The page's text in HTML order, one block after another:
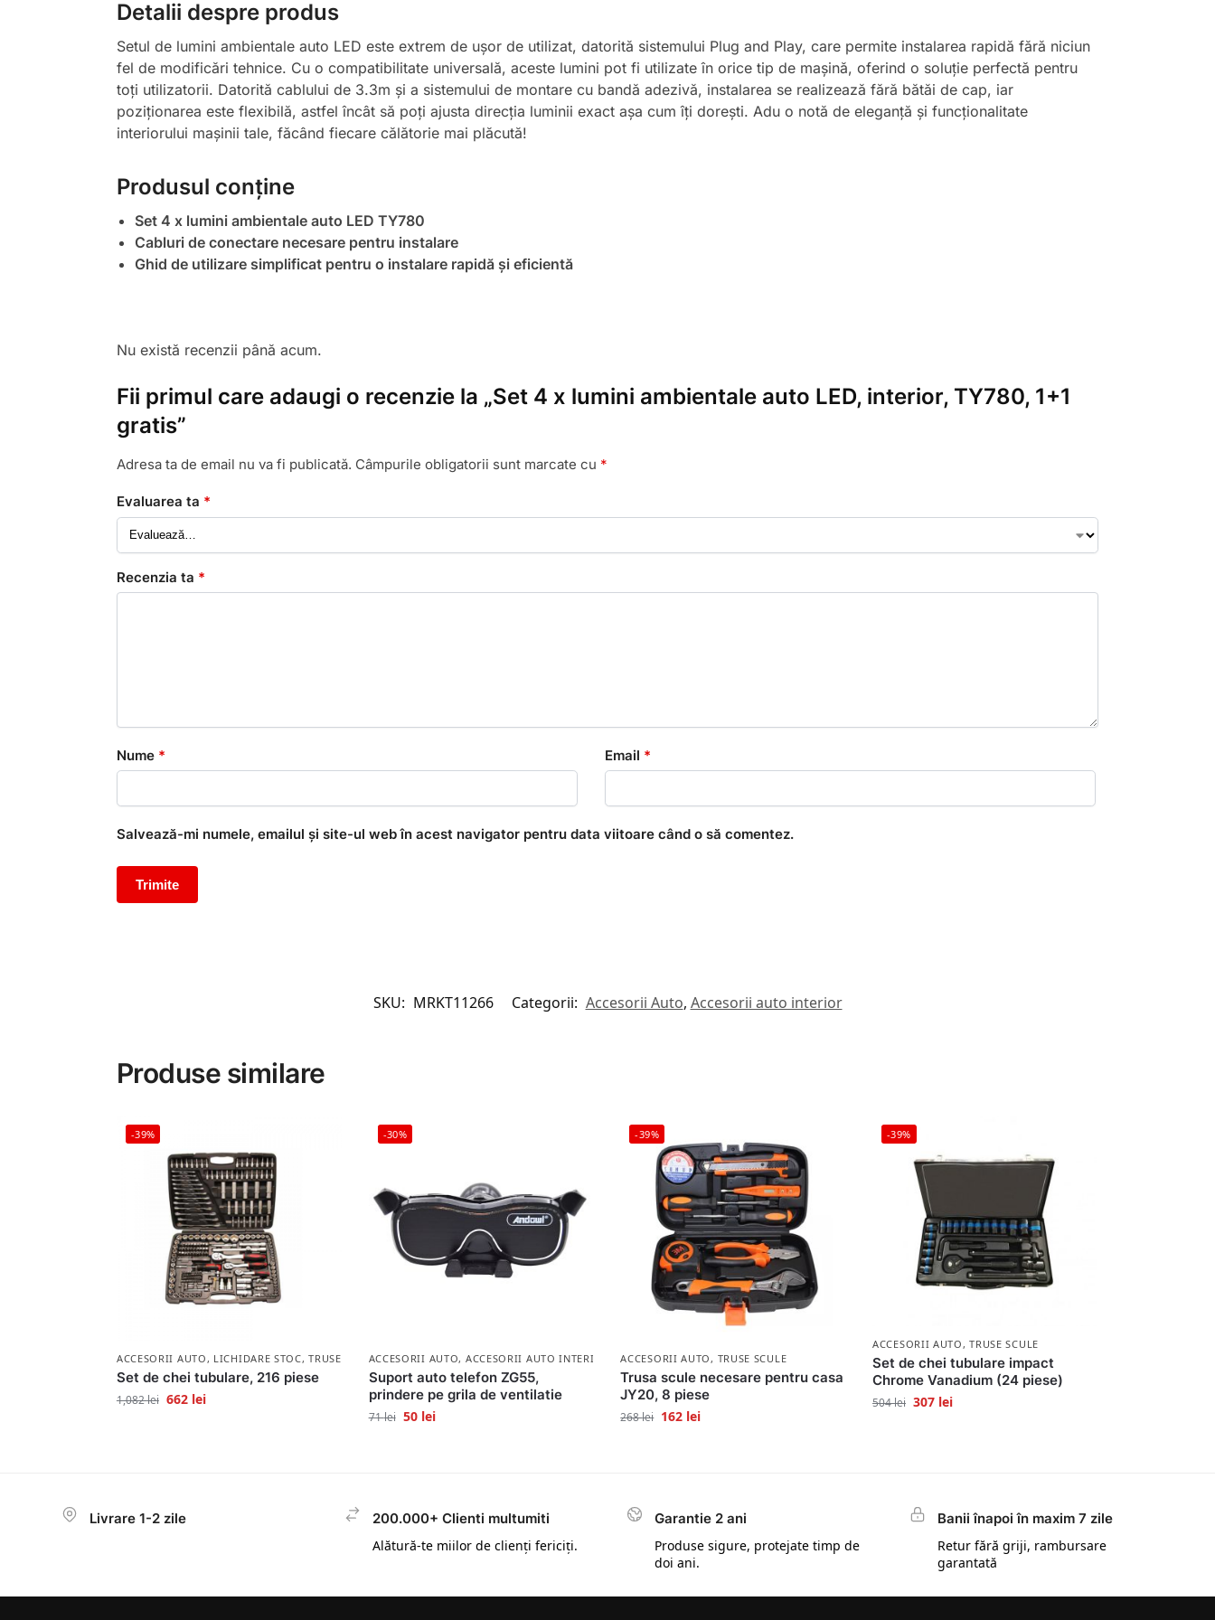
Detalii despre produs
Setul de lumini ambientale auto LED este extrem de ușor de utilizat, datorită sistemului Plug and Play, care permite instalarea rapidă fără niciun
fel de modificări tehnice. Cu o compatibilitate universală, aceste lumini pot fi utilizate în orice tip de mașină, oferind o soluție perfectă pentru
toți utilizatorii. Datorită cablului de 3.3m și a sistemului de montare cu bandă adezivă, instalarea se realizează fără bătăi de cap, iar
poziționarea este flexibilă, astfel încât să poți ajusta direcția luminii exact așa cum îți dorești. Adu o notă de eleganță și funcționalitate
interiorului mașinii tale, făcând fiecare călătorie mai plăcută!
Produsul conține
Set 4 x lumini ambientale auto LED TY780
Cabluri de conectare necesare pentru instalare
Ghid de utilizare simplificat pentru o instalare rapidă și eficientă
Nu există recenzii până acum.
Fii primul care adaugi o recenzie la „Set 4 x lumini ambientale auto LED, interior, TY780, 1+1
gratis”
Adresa ta de email nu va fi publicată. Câmpurile obligatorii sunt marcate cu *
Evaluarea ta *
Recenzia ta *
Nume * Email *
Salvează-mi numele, emailul și site-ul web în acest navigator pentru data viitoare când o să comentez.
SKU: MRKT11266 Categorii: Accesorii Auto, Accesorii auto interior
Produse similare
-39%
ACCESORII AUTO , LICHIDARE STOC,TRUSE SCULE
Set de chei tubulare, 216 piese
1,082lei 662 lei
-30%
ACCESORII AUTO, ACCESORII AUTO INTERIOR
Suport auto telefon ZG55,
prindere pe grila de ventilatie
71lei 50 lei
-39%
ACCESORII AUTO , TRUSE SCULE
Trusa scule necesare pentru casa
JY20, 8 piese
268lei 162 lei
-39%
ACCESORII AUTO,TRUSE SCULE
Set de chei tubulare impact
Chrome Vanadium (24 piese)
504lei 307 lei
Livrare 1-2 zile
200.000+ Clienti multumiti
Alătură-te miilor de clienți fericiți.
Garantie 2 ani
Produse sigure, protejate timp de
doi ani.
Banii înapoi în maxim 7 zile
Retur fără griji, rambursare
garantată